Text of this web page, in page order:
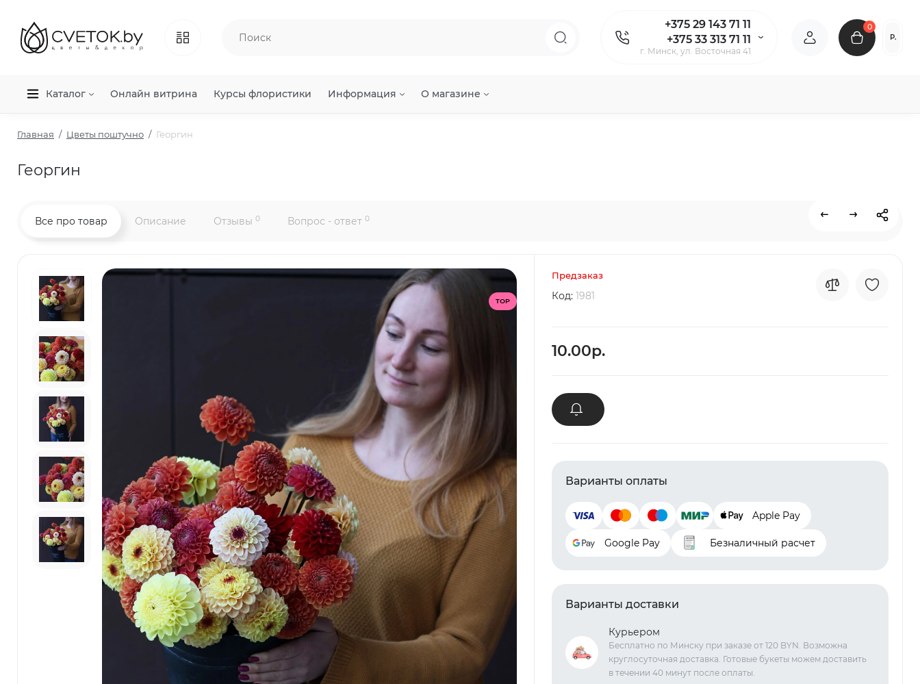
+375 29 143 71 11
+375 33 313 71 11
г. Минск, ул. Восточная 41
0
Р.
Каталог Онлайн витрина Курсы флористики Информация О магазине
Главная Цветы поштучно Георгин
Георгин
Все про товар Описание Отзывы 0 Вопрос - ответ 0
TOP
Предзаказ
Код: 1981
10.00р.
Варианты оплаты
Apple Pay
Google Pay Безналичный расчет
Варианты доставки
Курьером
Бесплатно по Минску при заказе от 120 BYN. Возможна
круглосуточная доставка. Готовые букеты можем доставить
в течении 40 минут после оплаты.